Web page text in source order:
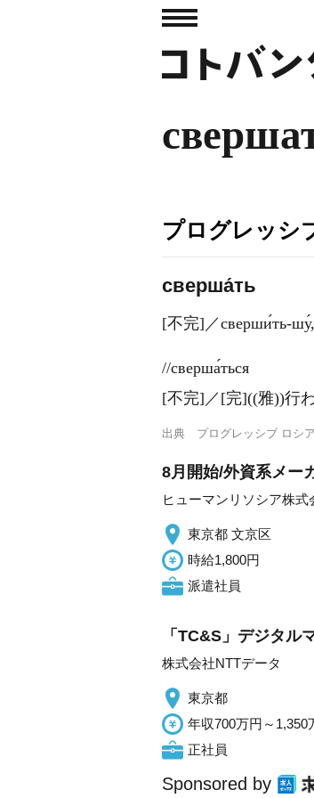
プログレッシ
сверша́ть
[不完]／сверши́ть-
//сверша́ться
[不完]／[完]((雅))行
出典 プログレッシブ ロシ
8月開始/外資系メー
ヒューマンリソシア株式
東京都 文京区
時給1,800円
派遣社員
「TC&S」デジタル
株式会社NTTデータ
東京都
年収700万円～1,350
正社員
Sponsored by